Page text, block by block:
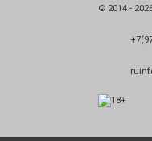
© 2014 -